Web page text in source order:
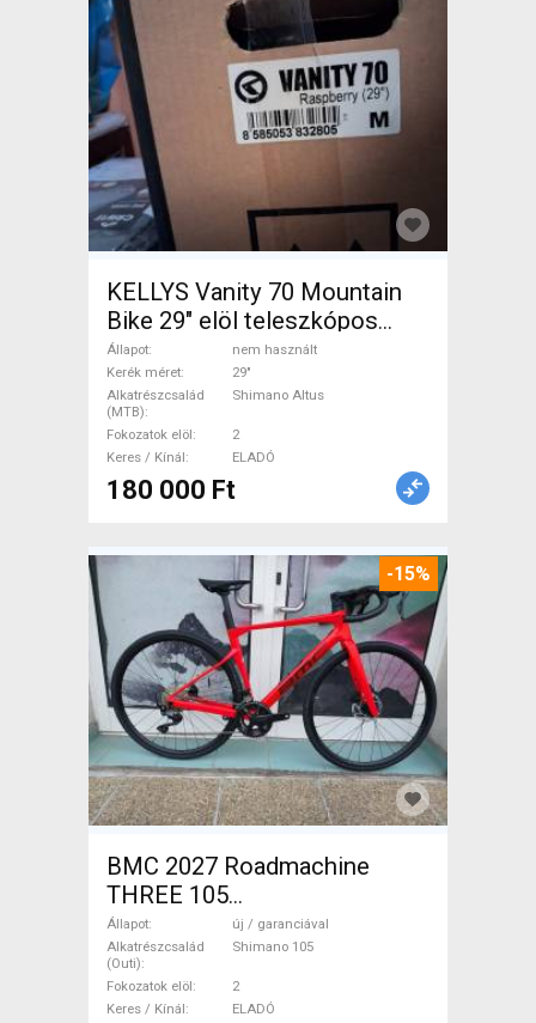
KELLYS Vanity 70 Mountain
Bike 29" elöl teleszkópos
Shimano Altus nem használt
ELADÓ
Állapot
nem használt
Kerék méret
29"
Alkatrészcsalád
(MTB)
Shimano Altus
Fokozatok elöl
2
Keres / Kínál
ELADÓ
180 000 Ft
-15%
BMC 2027 Roadmachine
THREE 105
(47,51,54,56,58,61) Országúti
Shimano 105 tárcsafék új /
garanciával ELADÓ
Állapot
új / garanciával
Alkatrészcsalád
(Outi)
Shimano 105
Fokozatok elöl
2
Keres / Kínál
ELADÓ